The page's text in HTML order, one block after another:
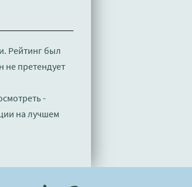
Рейтинг был
не претендует
-
на лучшем